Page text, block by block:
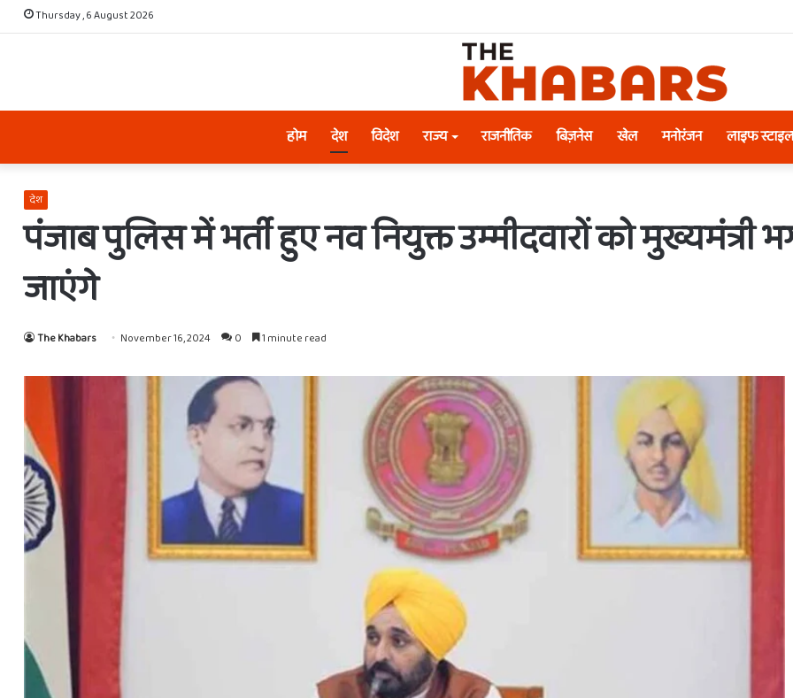
Thursday , 6 August 2026
होम देश विदेश राज्य राजनीतिक बिज़नेस खेल मनोरंजन लाइफ स्टाइल
देश
पंजाब पुलिस में भर्ती हुए नव नियुक्त उम्मीदवारों को मुख्यमंत्री
जाएंगे
The Khabars November 16, 2024 0 1 minute read